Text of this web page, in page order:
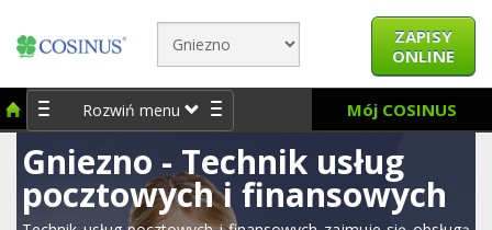
ZAPISY
ONLINE
Rozwiń menu Mój COSINUS
Gniezno - Technik usług
pocztowych i finansowych